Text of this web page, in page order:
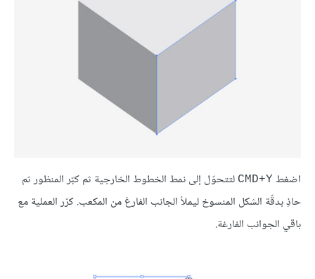
اضغط CMD+Y لتتحوّل إلى نمط الخطوط الخارجية ثم كبّر المنظور ثم
حاذِ بدقّة الشكل المنسوخ ليملأ الجانب الفارغ من المكعب. كرّر العملية مع
باقي الجوانب الفارغة.